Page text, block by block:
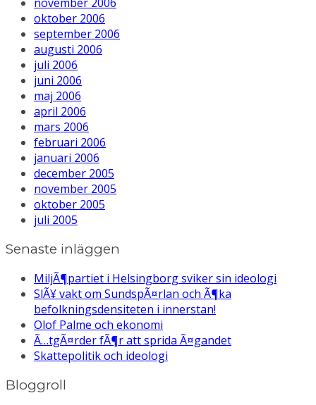
november 2006
oktober 2006
september 2006
augusti 2006
juli 2006
juni 2006
maj 2006
april 2006
mars 2006
februari 2006
januari 2006
december 2005
november 2005
oktober 2005
juli 2005
Senaste inläggen
MiljÃ¶partiet i Helsingborg sviker sin ideologi
SlÃ¥ vakt om SundspÃ¤rlan och Ã¶ka
befolkningsdensiteten i innerstan!
Olof Palme och ekonomi
Ã…tgÃ¤rder fÃ¶r att sprida Ã¤gandet
Skattepolitik och ideologi
Bloggroll